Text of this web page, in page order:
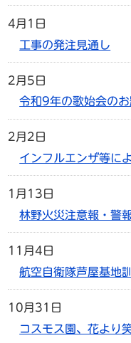
4月1日
工事の発注見通し
2月5日
令和9年の歌始会の
2月2日
インフルエンザ等に
1月13日
林野火災注意報・警
11月4日
航空自衛隊芦屋基地
10月31日
コスモス園、花より